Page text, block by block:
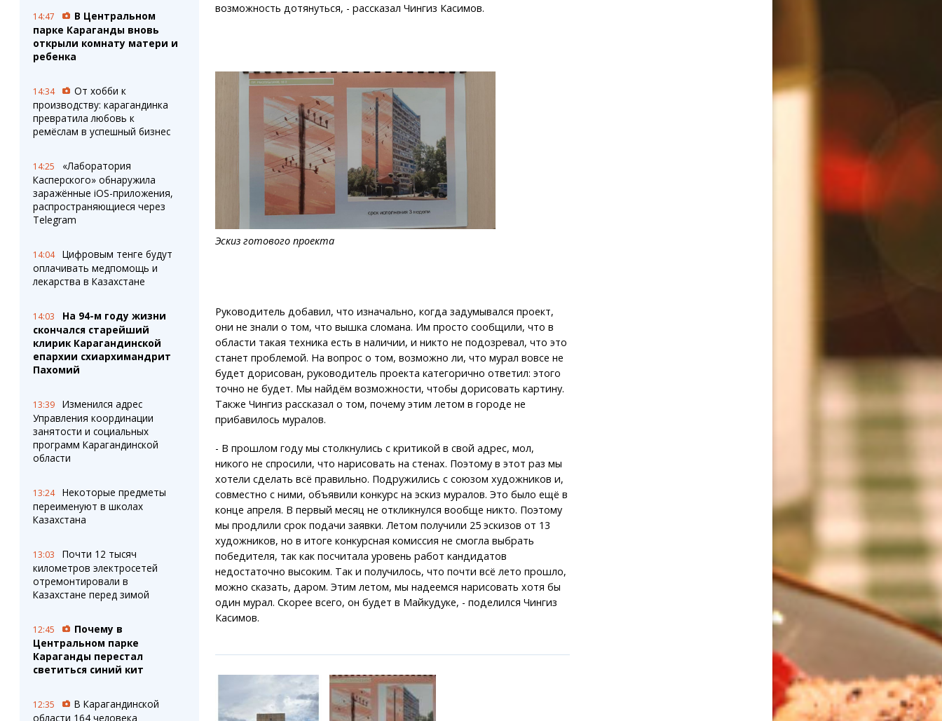
14:47
В Центральном
парке Караганды вновь
открыли комнату матери и
ребенка
14:34
От хобби к
производству: карагандинка
превратила любовь к
ремёслам в успешный бизнес
14:25
«Лаборатория
Касперского» обнаружила
заражённые iOS-приложения,
распространяющиеся через
Telegram
14:04
Цифровым тенге будут
оплачивать медпомощь и
лекарства в Казахстане
14:03
На 94-м году жизни
скончался старейший
клирик Карагандинской
епархии схиархимандрит
Пахомий
13:39
Изменился адрес
Управления координации
занятости и социальных
программ Карагандинской
области
13:24
Некоторые предметы
переименуют в школах
Казахстана
13:03
Почти 12 тысяч
километров электросетей
отремонтировали в
Казахстане перед зимой
12:45
Почему в
Центральном парке
Караганды перестал
светиться синий кит
12:35
В Карагандинской
области 164 человека
возможность дотянуться, - рассказал Чингиз Касимов.
Эскиз готового проекта
Руководитель добавил, что изначально, когда задумывался проект,
они не знали о том, что вышка сломана. Им просто сообщили, что в
области такая техника есть в наличии, и никто не подозревал, что это
станет проблемой. На вопрос о том, возможно ли, что мурал вовсе не
будет дорисован, руководитель проекта категорично ответил: этого
точно не будет. Мы найдём возможности, чтобы дорисовать картину.
Также Чингиз рассказал о том, почему этим летом в городе не
прибавилось муралов.
- В прошлом году мы столкнулись с критикой в свой адрес, мол,
никого не спросили, что нарисовать на стенах. Поэтому в этот раз мы
хотели сделать всё правильно. Подружились с союзом художников и,
совместно с ними, объявили конкурс на эскиз муралов. Это было ещё в
конце апреля. В первый месяц не откликнулся вообще никто. Поэтому
мы продлили срок подачи заявки. Летом получили 25 эскизов от 13
художников, но в итоге конкурсная комиссия не смогла выбрать
победителя, так как посчитала уровень работ кандидатов
недостаточно высоким. Так и получилось, что почти всё лето прошло,
можно сказать, даром. Этим летом, мы надеемся нарисовать хотя бы
один мурал. Скорее всего, он будет в Майкудуке, - поделился Чингиз
Касимов.